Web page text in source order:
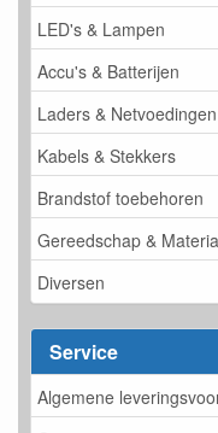
LED's & Lampen
Accu's & Batterijen
Laders & Netvoedingen
Kabels & Stekkers
Brandstof toebehoren
Gereedschap &
Diversen
Service
Algemene